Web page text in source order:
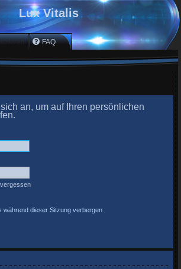
Lux Vitalis
FAQ
an, um auf Ihren persönlichen
während dieser Sitzung verbergen